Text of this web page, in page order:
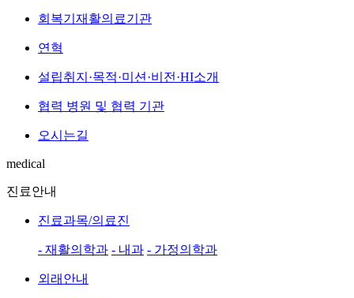
회복기재활의료기관
연혁
설립취지·목적·미션·비전·HI소개
협력 병원 및 협력 기관
오시는길
medical
진료안내
진료과목/의료진
- 재활의학과 - 내과 - 가정의학과
외래안내